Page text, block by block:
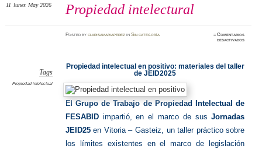
Propiedad intelectural
11 lunes May 2026
Postedbyclarisamariaperez inSin categoría ≈Comentarios
desactivadosen
Tags
Propiedad intelectual
Propiedad intelectual en positivo: materiales del taller
de JEID2025
El Grupo de Trabajo de Propiedad Intelectual de
FESABIDimpartió, en el marco de susJornadas
JEID25en Vitoria – Gasteiz, un taller práctico sobre
los límites existentes en el marco de legislación